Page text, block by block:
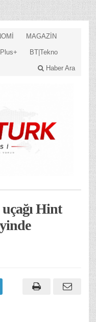
MAGAZİN
BT|Tekno
Haber Ara
Hint